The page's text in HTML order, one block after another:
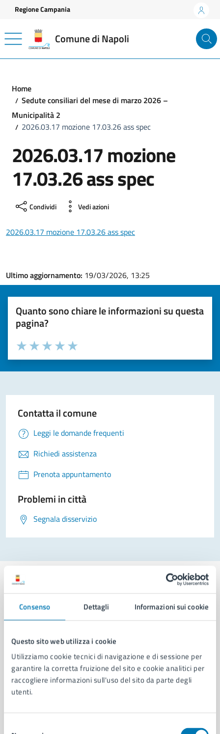
Consenso Dettagli Informazioni sui cookie
Questo sito web utilizza i cookie
Utilizziamo cookie tecnici di navigazione e di sessione per
garantire la corretta fruizione del sito e cookie analitici per
raccogliere informazioni sull'uso del sito da parte degli
utenti.
Vai ai contenuti
Vai al footer
Regione Campania
Comune di Napoli
Home
Sedute consiliari del mese di marzo 2026 –
Municipalità 2
2026.03.17 mozione 17.03.26 ass spec
2026.03.17 mozione
17.03.26 ass spec
Condividi Vedi azioni
2026.03.17 mozione 17.03.26 ass spec
Ultimo aggiornamento: 19/03/2026, 13:25
Quanto sono chiare le informazioni su questa
pagina?
Valuta la chiarezza delle informazioni (da 1 a 5 stelle)
Seleziona il numero di stelle per valutare la chiarezza delle
Valuta 5 stelle su 5
Valuta 4 stelle su 5
Valuta 3 stelle su 5
Valuta 2 stelle su 5
Valuta 1 stelle su 5
Contatta il comune
Leggi le domande frequenti
Richiedi assistenza
Prenota appuntamento
Problemi in città
Segnala disservizio
Comune di Napoli
AMMINISTRAZIONE
Aree amministrative
Organi di governo
Municipalità
Uffici
Personale amministrativo